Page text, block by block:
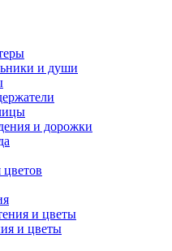
и души
и дорожки
цветов
и цветы
и цветы